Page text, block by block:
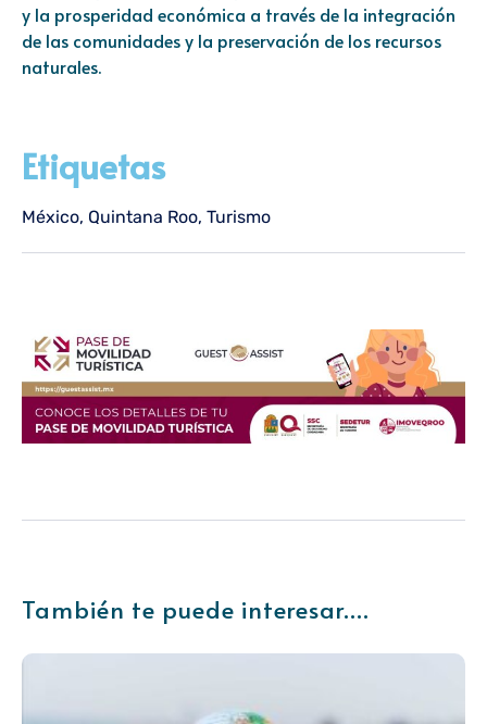
y la prosperidad económica a través de la integración
de las comunidades y la preservación de los recursos
naturales.
Etiquetas
México, Quintana Roo, Turismo
También te puede interesar....